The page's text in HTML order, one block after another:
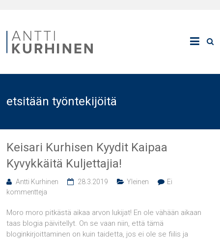
etsitään työntekijöitä
Keisari Kurhisen Kyydit Kaipaa
Kyvykkäitä Kuljettajia!
Antti Kurhinen 28.3.2019 Yleinen
Ei
kommentteja
Moro moro pitkästä aikaa arvon lukijat! En ole vähään aikaan
taas blogia päivitellyt. On se vaan niin, että tämä
bloginkirjoittaminen on kuin taidetta, jos ei ole se fiilis ja